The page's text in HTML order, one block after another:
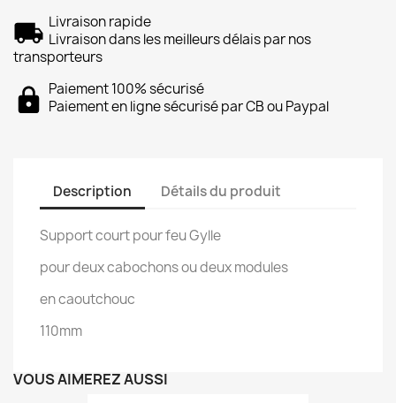
Livraison rapide
Livraison dans les meilleurs délais par nos
transporteurs
Paiement 100% sécurisé
Paiement en ligne sécurisé par CB ou Paypal
Description Détails du produit
Support court pour feu Gylle
pour deux cabochons ou deux modules
en caoutchouc
110mm
VOUS AIMEREZ AUSSI